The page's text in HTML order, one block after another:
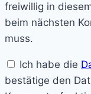
freiwillig in
beim nächsten
muss.
Ich habe die
bestätige den